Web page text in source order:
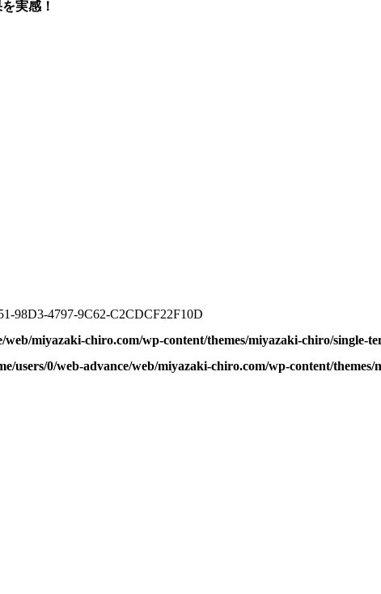
実感！
98D3-4797-9C62-C2CDCF22F10D
web/miyazaki-chiro.com/wp-content/themes/miyazaki-chiro/single-
users/0/web-advance/web/miyazaki-chiro.com/wp-content/